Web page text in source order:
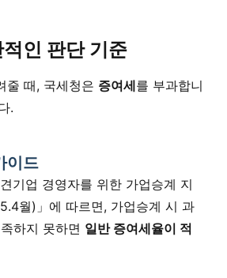
인 판단 기준
줄 때, 국세청은 증여세를 부과합니
.
이드
기업 경영자를 위한 가업승계 지
월)」에 따르면, 가업승계 시 과
하지 못하면 일반 증여세율이 적